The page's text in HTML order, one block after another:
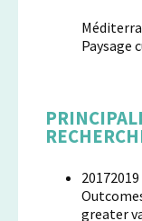
Paysage
greater